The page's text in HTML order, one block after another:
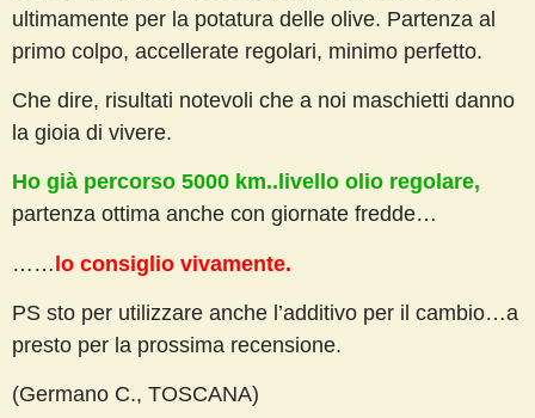
ultimamente per la potatura delle olive. Partenza al
primo colpo, accellerate regolari, minimo perfetto.
Che dire, risultati notevoli che a noi maschietti danno
la gioia di vivere.
Ho già percorso 5000 km..livello olio regolare,
partenza ottima anche con giornate fredde…
……lo consiglio vivamente.
PS sto per utilizzare anche l’additivo per il cambio…a
presto per la prossima recensione.
(Germano C., TOSCANA)